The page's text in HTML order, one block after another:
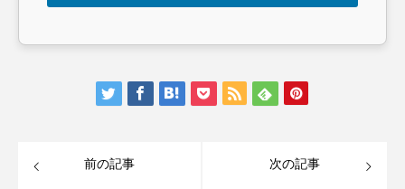
前の記事 次の記事